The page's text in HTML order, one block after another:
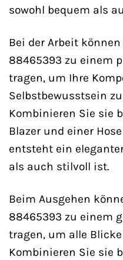
sowohl bequem als
Bei der Arbeit können
88465393 zu einem
tragen, um Ihre
Selbstbewusstsein
Kombinieren Sie sie
Blazer und einer
entsteht ein
als auch stilvoll ist.
Beim Ausgehen
88465393 zu einem
tragen, um alle
Kombinieren Sie sie